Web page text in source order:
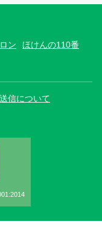
ン
ほけんの110番
信について